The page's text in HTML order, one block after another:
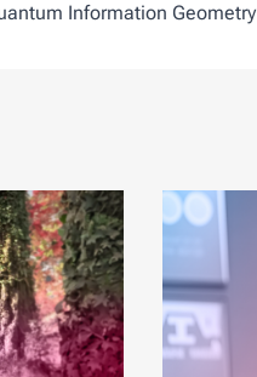
Information Geometry